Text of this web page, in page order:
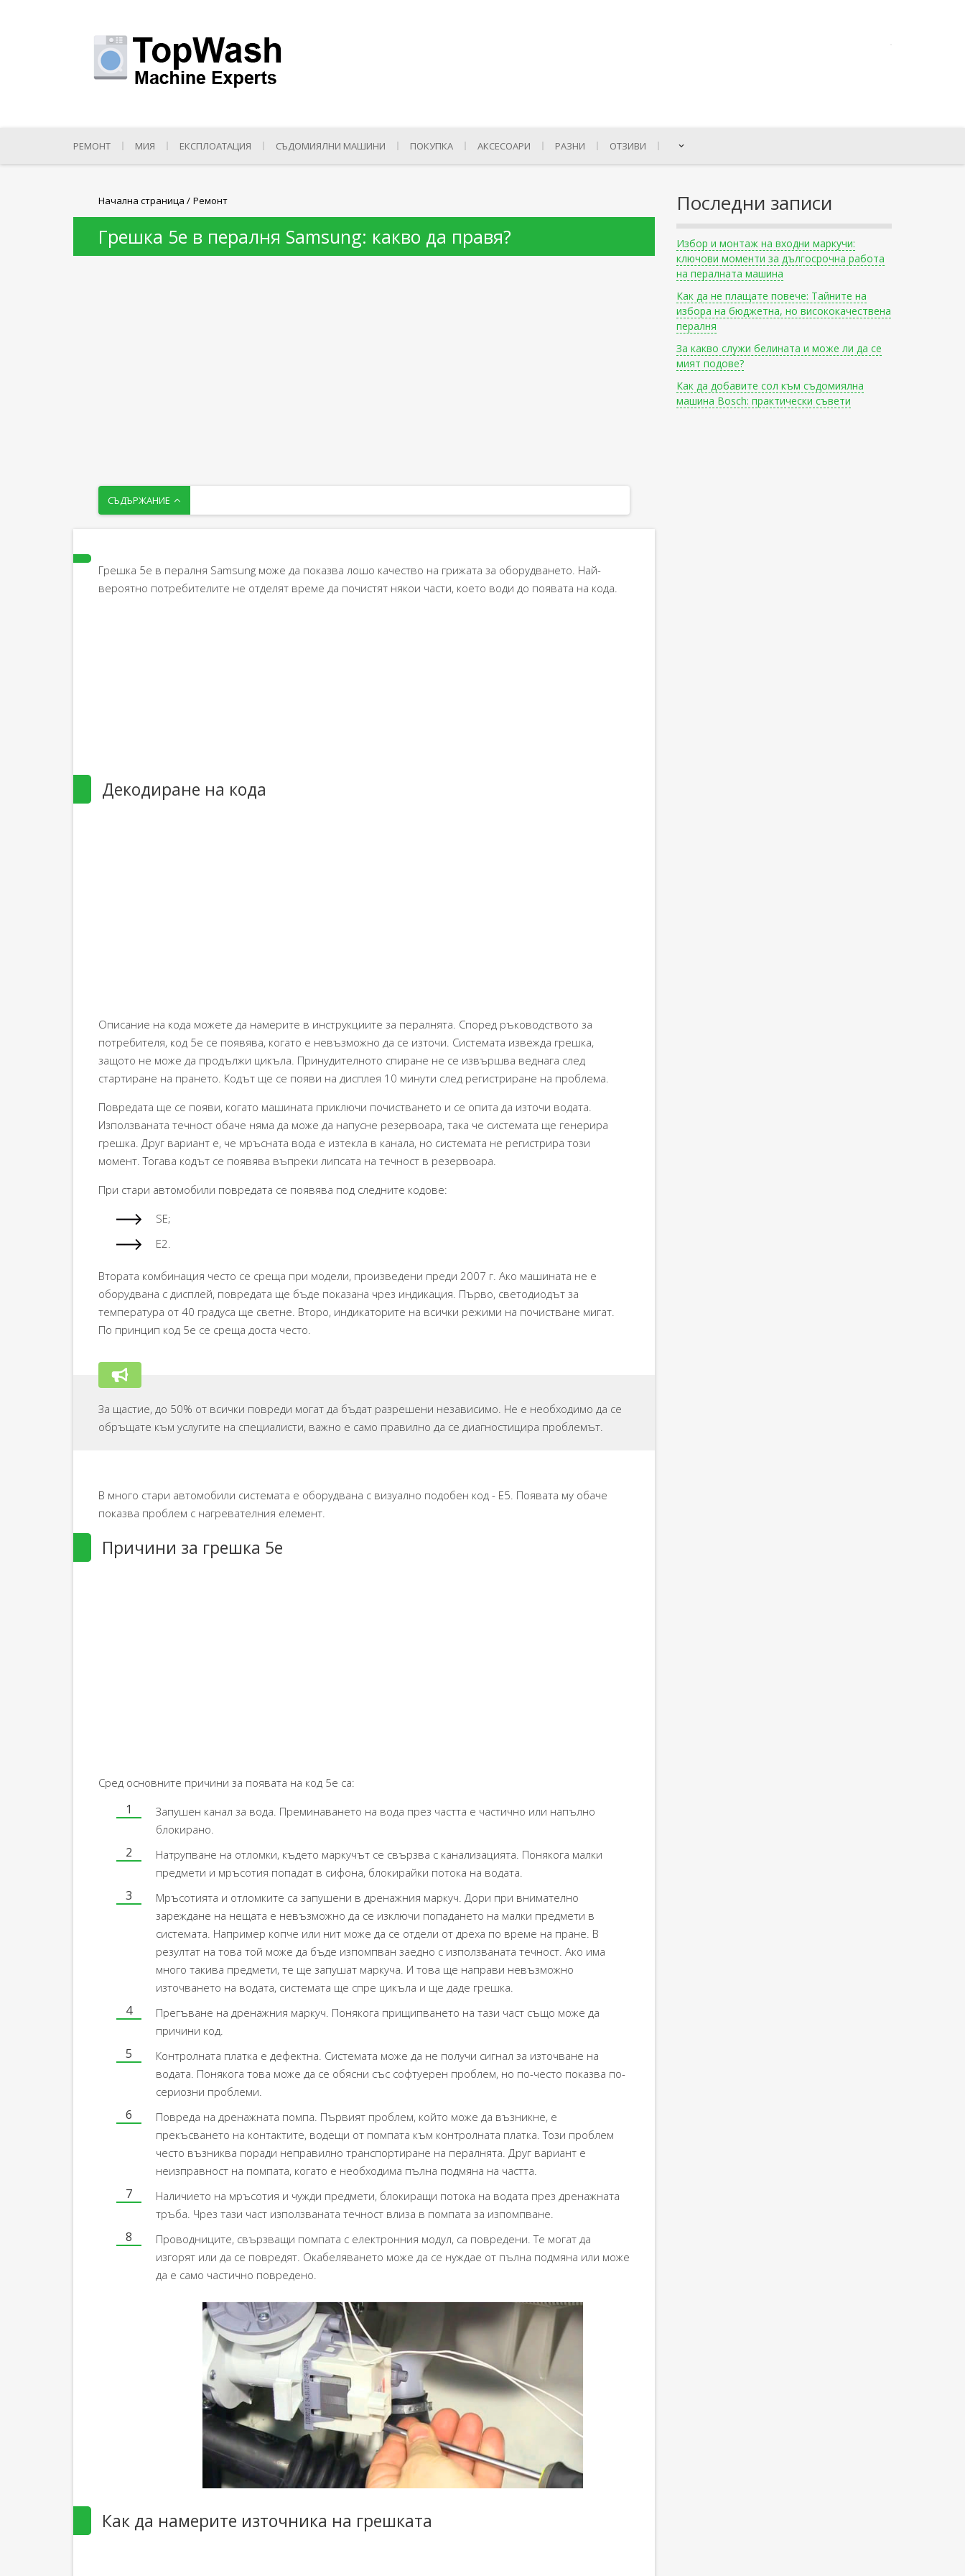
РЕМОНТ МИЯ ЕКСПЛОАТАЦИЯ СЪДОМИЯЛНИ МАШИНИ ПОКУПКА АКСЕСОАРИ РАЗНИ ОТЗИВИ
Начална страница / Ремонт
Грешка 5e в пералня Samsung: какво да правя?
СЪДЪРЖАНИЕ
Грешка 5e в пералня Samsung може да показва лошо качество на грижата за оборудването. Най-
вероятно потребителите не отделят време да почистят някои части, което води до появата на кода.
Декодиране на кода
Описание на кода можете да намерите в инструкциите за пералнята. Според ръководството за
потребителя, код 5e се появява, когато е невъзможно да се източи. Системата извежда грешка,
защото не може да продължи цикъла. Принудителното спиране не се извършва веднага след
стартиране на прането. Кодът ще се появи на дисплея 10 минути след регистриране на проблема.
Повредата ще се появи, когато машината приключи почистването и се опита да източи водата.
Използваната течност обаче няма да може да напусне резервоара, така че системата ще генерира
грешка. Друг вариант е, че мръсната вода е изтекла в канала, но системата не регистрира този
момент. Тогава кодът се появява въпреки липсата на течност в резервоара.
При стари автомобили повредата се появява под следните кодове:
SE;
E2.
Втората комбинация често се среща при модели, произведени преди 2007 г. Ако машината не е
оборудвана с дисплей, повредата ще бъде показана чрез индикация. Първо, светодиодът за
температура от 40 градуса ще светне. Второ, индикаторите на всички режими на почистване мигат.
По принцип код 5e се среща доста често.
За щастие, до 50% от всички повреди могат да бъдат разрешени независимо. Не е необходимо да се
обръщате към услугите на специалисти, важно е само правилно да се диагностицира проблемът.
В много стари автомобили системата е оборудвана с визуално подобен код - E5. Появата му обаче
показва проблем с нагревателния елемент.
Причини за грешка 5e
Сред основните причини за появата на код 5е са:
Запушен канал за вода. Преминаването на вода през частта е частично или напълно
блокирано.
Натрупване на отломки, където маркучът се свързва с канализацията. Понякога малки
предмети и мръсотия попадат в сифона, блокирайки потока на водата.
Мръсотията и отломките са запушени в дренажния маркуч. Дори при внимателно
зареждане на нещата е невъзможно да се изключи попадането на малки предмети в
системата. Например копче или нит може да се отдели от дреха по време на пране. В
резултат на това той може да бъде изпомпван заедно с използваната течност. Ако има
много такива предмети, те ще запушат маркуча. И това ще направи невъзможно
източването на водата, системата ще спре цикъла и ще даде грешка.
Прегъване на дренажния маркуч. Понякога прищипването на тази част също може да
причини код.
Контролната платка е дефектна. Системата може да не получи сигнал за източване на
водата. Понякога това може да се обясни със софтуерен проблем, но по-често показва по-
сериозни проблеми.
Повреда на дренажната помпа. Първият проблем, който може да възникне, е
прекъсването на контактите, водещи от помпата към контролната платка. Този проблем
често възниква поради неправилно транспортиране на пералнята. Друг вариант е
неизправност на помпата, когато е необходима пълна подмяна на частта.
Наличието на мръсотия и чужди предмети, блокиращи потока на водата през дренажната
тръба. Чрез тази част използваната течност влиза в помпата за изпомпване.
Проводниците, свързващи помпата с електронния модул, са повредени. Те могат да
изгорят или да се повредят. Окабеляването може да се нуждае от пълна подмяна или може
да е само частично повредено.
Как да намерите източника на грешката
Последни записи
Избор и монтаж на входни маркучи:
ключови моменти за дългосрочна работа
на пералната машина
Как да не плащате повече: Тайните на
избора на бюджетна, но висококачествена
пералня
За какво служи белината и може ли да се
мият подове?
Как да добавите сол към съдомиялна
машина Bosch: практически съвети